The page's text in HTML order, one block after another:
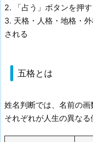
2. 「占う」ボタンを押す
3. 天格・人格・地格・
される
五格とは
姓名判断では、名前の画
それぞれが人生の異なる